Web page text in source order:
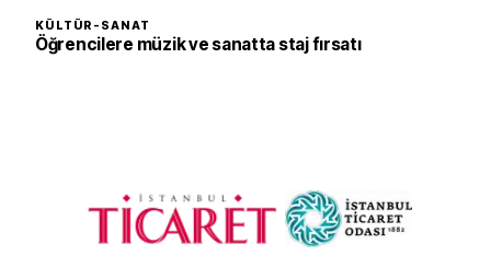
KÜLTÜR-SANAT
Öğrencilere müzik ve sanatta staj fırsatı